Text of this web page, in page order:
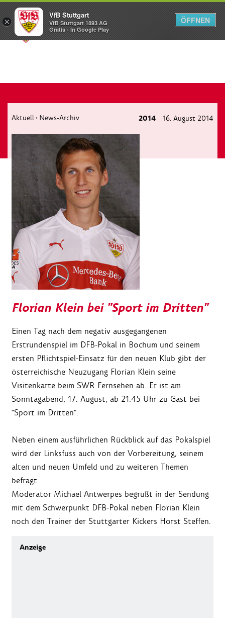
Menü
Aktuell › News-Archiv 2014 16. August 2014
Florian Klein bei "Sport im Dritten"
Einen Tag nach dem negativ ausgegangenen
Erstrundenspiel im DFB-Pokal in Bochum und seinem
ersten Pflichtspiel-Einsatz für den neuen Klub gibt der
österreichische Neuzugang Florian Klein seine
Visitenkarte beim SWR Fernsehen ab. Er ist am
Sonntagabend, 17. August, ab 21:45 Uhr zu Gast bei
"Sport im Dritten".
Neben einem ausführlichen Rückblick auf das Pokalspiel
wird der Linksfuss auch von der Vorbereitung, seinem
alten und neuen Umfeld und zu weiteren Themen
befragt.
Moderator Michael Antwerpes begrüßt in der Sendung
mit dem Schwerpunkt DFB-Pokal neben Florian Klein
noch den Trainer der Stuttgarter Kickers Horst Steffen.
×
VfB Stuttgart
VfB Stuttgart 1893 AG
Gratis - In Google Play
ÖFFNEN